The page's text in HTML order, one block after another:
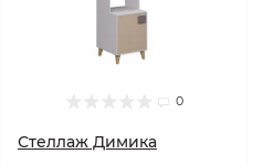
0
Стеллаж Димика